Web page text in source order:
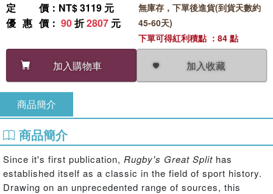
定價 ：NT$ 3119 元
優惠價 ： 90折2807 元
加入購物車 加入收藏
無庫存，下單後進貨(到貨天數約
45-60天)
下單可得紅利積點 ：84 點
商品簡介
商品簡介
Since it's first publication, Rugby's Great Split has
established itself as a classic in the field of sport history.
Drawing on an unprecedented range of sources, this